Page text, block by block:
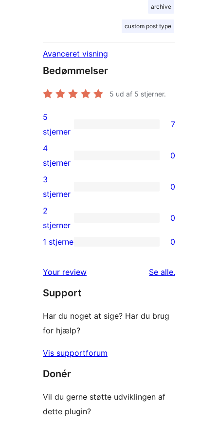
archive
custom post type
Avanceret visning
Bedømmelser
5 ud af 5 stjerner.
7
5-
stjernet
anmeldelser
5
stjerner
7
0
4-
stjernet
anmeldelser
4
stjerner
0
0
3-
stjernet
anmeldelser
3
stjerner
0
0
2-
anmeldelser
2
stjerner
0
stjernet
anmeldelser
1 stjerne 0
Your review Se alleanmeldelser
.
Support
Har du noget at sige? Har du brug
for hjælp?
Vis supportforum
Donér
Vil du gerne støtte udviklingen af
dette plugin?